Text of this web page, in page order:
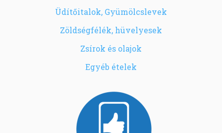
Üdítőitalok, Gyümölcslevek
Zöldségfélék, hüvelyesek
Zsírok és olajok
Egyéb ételek